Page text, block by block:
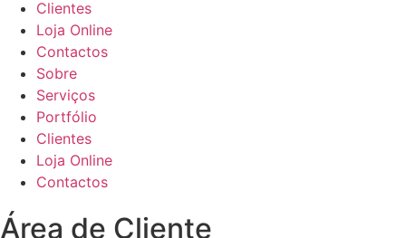
Clientes
Loja Online
Contactos
Sobre
Serviços
Portfólio
Clientes
Loja Online
Contactos
Área de Cliente